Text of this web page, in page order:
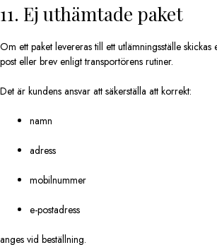
11. Ej uthämtade paket
Om ett paket levereras till ett utlämningsställe
post eller brev enligt transportörens rutiner.
Det är kundens ansvar att säkerställa att korrekt:
namn
adress
mobilnummer
e-postadress
anges vid beställning.